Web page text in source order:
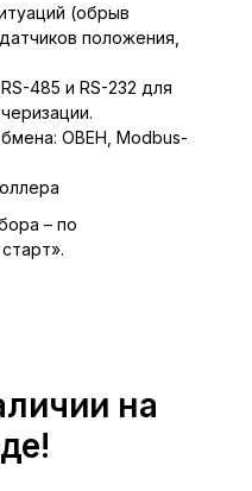
(обрыв
положения,
485 и RS-232 для
ОВЕН, Modbus-
– по
на